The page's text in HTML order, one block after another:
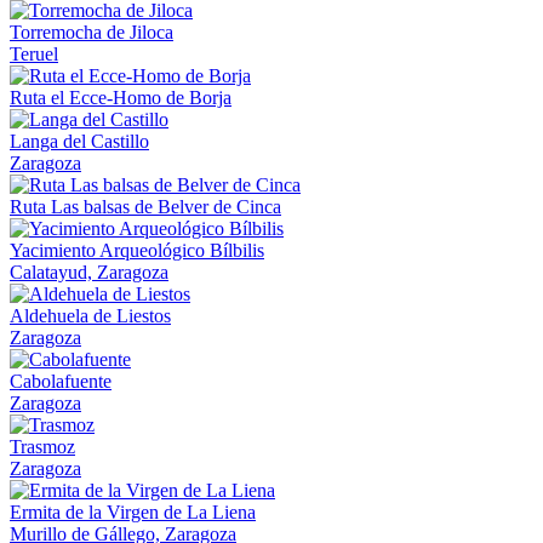
Torremocha de Jiloca
Teruel
Ruta el Ecce-Homo de Borja
Langa del Castillo
Zaragoza
Ruta Las balsas de Belver de Cinca
Yacimiento Arqueológico Bílbilis
Calatayud, Zaragoza
Aldehuela de Liestos
Zaragoza
Cabolafuente
Zaragoza
Trasmoz
Zaragoza
Ermita de la Virgen de La Liena
Murillo de Gállego, Zaragoza